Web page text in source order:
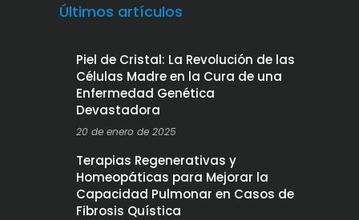
Últimos artículos
Piel de Cristal: La Revolución de las
Células Madre en la Cura de una
Enfermedad Genética
Devastadora
20 de enero de 2025
Terapias Regenerativas y
Homeopáticas para Mejorar la
Capacidad Pulmonar en Casos de
Fibrosis Quística